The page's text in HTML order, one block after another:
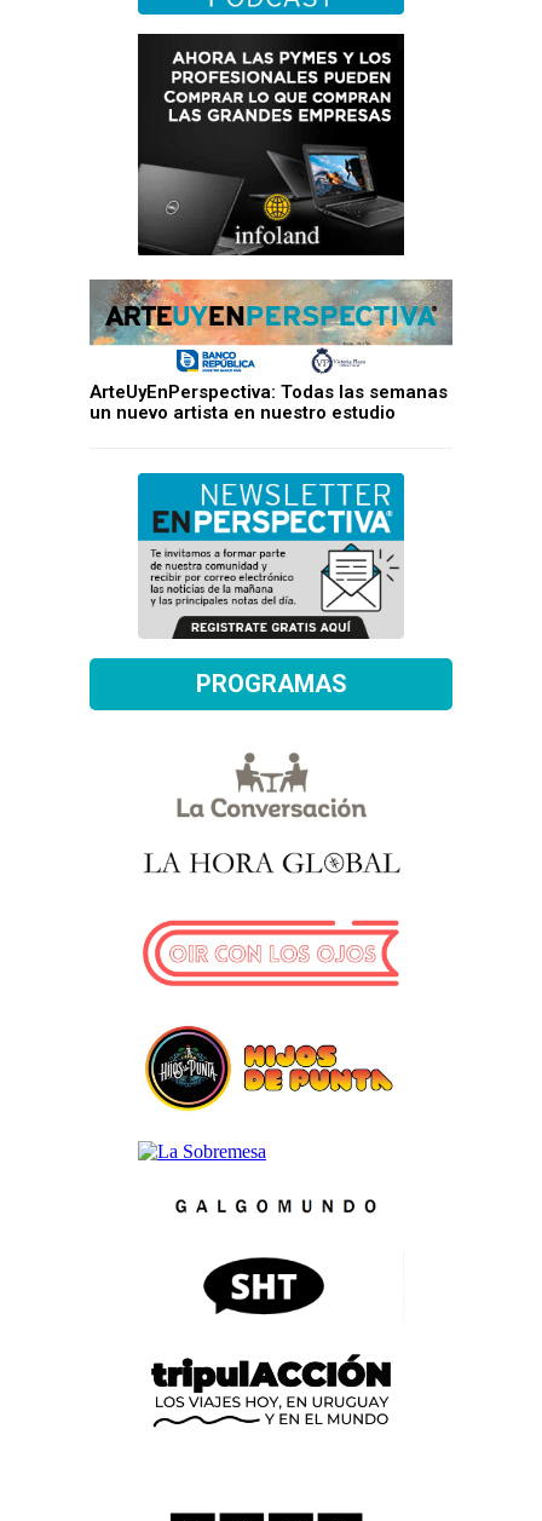
ArteUyEnPerspectiva: Todas las semanas
un nuevo artista en nuestro estudio
PROGRAMAS